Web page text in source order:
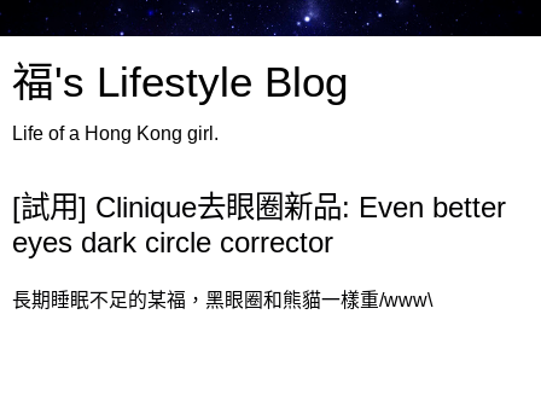
福's Lifestyle Blog
Life of a Hong Kong girl.
[試用] Clinique去眼圈新品: Even better
eyes dark circle corrector
長期睡眠不足的某福，黑眼圈和熊貓一樣重/www\